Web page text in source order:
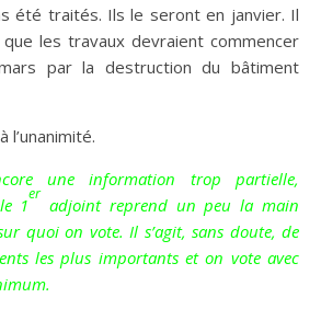
été traités. Ils le seront en janvier. Il
que les travaux devraient commencer
par la destruction du bâtiment
l’unanimité.
une information trop partielle,
1
er
adjoint reprend un peu la main
quoi on vote. Il s’agit, sans doute, de
les plus importants et on vote avec